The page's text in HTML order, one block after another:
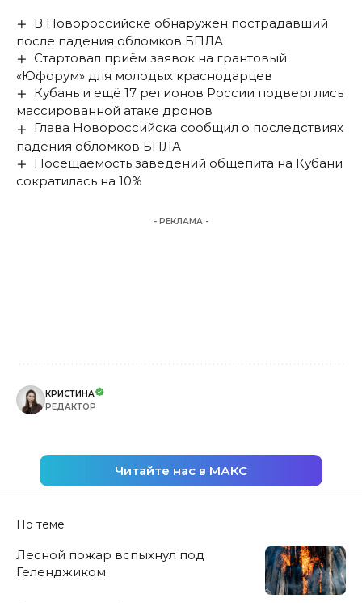
В Новороссийске обнаружен пострадавший
после падения обломков БПЛА
Стартовал приём заявок на грантовый
«Юфорум» для молодых краснодарцев
Кубань и ещё 17 регионов России подверглись
массированной атаке дронов
Глава Новороссийска сообщил о последствиях
падения обломков БПЛА
Посещаемость заведений общепита на Кубани
сократилась на 10%
- РЕКЛАМА -
КРИСТИНА
РЕДАКТОР
Читайте нас в МАКС
По теме
Лесной пожар вспыхнул под
Геленджиком